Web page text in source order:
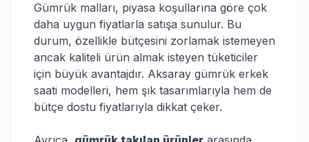
Gümrük malları, piyasa koşullarına göre çok
daha uygun fiyatlarla satışa sunulur. Bu
durum, özellikle bütçesini zorlamak istemeyen
ancak kaliteli ürün almak isteyen tüketiciler
için büyük avantajdır. Aksaray gümrük erkek
saati modelleri, hem şık tasarımlarıyla hem de
bütçe dostu fiyatlarıyla dikkat çeker.